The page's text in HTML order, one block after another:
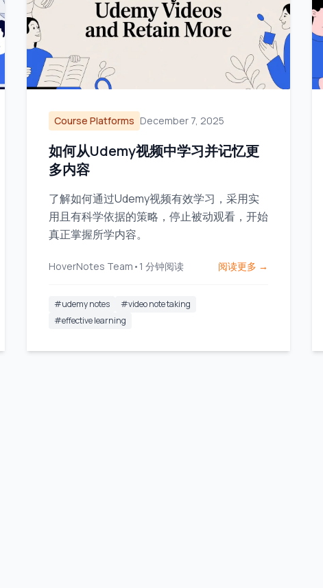
Course Platforms December 7, 2025
如何从Udemy视频中学习并记忆更
多内容
了解如何通过Udemy视频有效学习，采用实
用且有科学依据的策略，停止被动观看，开始
真正掌握所学内容。
HoverNotes Team • 1 分钟阅读 阅读更多 →
#udemy notes #video note taking
#effective learning